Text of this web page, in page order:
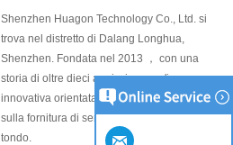
Shenzhen Huagon Technology Co., Ltd. si
trova nel distretto di Dalang Longhua,
Shenzhen. Fondata nel 2013 ， con una
storia di oltre dieci anni, siamo un'impresa
innovativa orientata ai servizi che si concentra
sulla fornitura di servizi personalizzati a tutto
tondo.